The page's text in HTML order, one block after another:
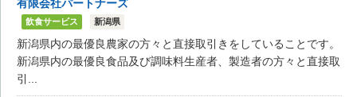
有限会社パートナーズ
飲食サービス 新潟県
新潟県内の最優良農家の方々と直接取引きをしていることです。
新潟県内の最優良食品及び調味料生産者、製造者の方々と直接取
引...